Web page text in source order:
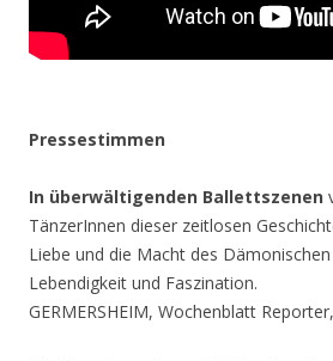
Pressestimmen
In überwältigenden Ballettszenen
TänzerInnen dieser zeitlosen
Liebe und die Macht des
Lebendigkeit und Faszination.
GERMERSHEIM, Wochenblatt